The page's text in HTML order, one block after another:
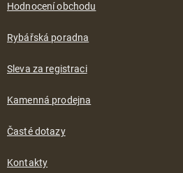
Hodnocení obchodu
Rybářská poradna
Sleva za registraci
Kamenná prodejna
Časté dotazy
Kontakty